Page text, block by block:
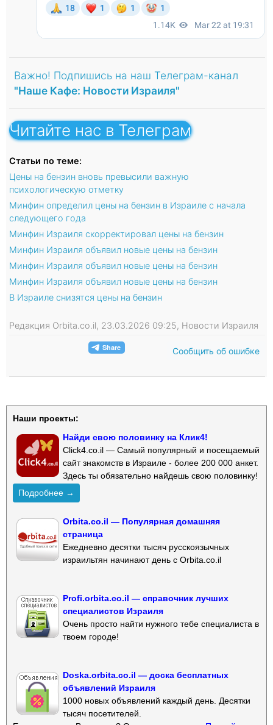
Важно! Подпишись на наш Телеграм-канал
"Наше Кафе: Новости Израиля"
Читайте нас в Телеграм
Статьи по теме:
Цены на бензин вновь превысили важную
психологическую отметку
Минфин определил цены на бензин в Израиле с начала
следующего года
Минфин Израиля скорректировал цены на бензин
Минфин Израиля объявил новые цены на бензин
Минфин Израиля объявил новые цены на бензин
Минфин Израиля объявил новые цены на бензин
В Израиле снизятся цены на бензин
Редакция Orbita.co.il, 23.03.2026 09:25, Новости Израиля
Сообщить об ошибке
Наши проекты:
Найди свою половинку на Клик4!
Click4.co.il — Самый популярный и посещаемый
сайт знакомств в Израиле - более 200 000 анкет.
Здесь ты обязательно найдешь свою половинку!
Подробнее →
Orbita.co.il — Популярная домашняя
страница
Ежедневно десятки тысяч русскоязычных
израильтян начинают день с Orbita.co.il
Profi.orbita.co.il — справочник лучших
специалистов Израиля
Очень просто найти нужного тебе специалиста в
твоем городе!
Doska.orbita.co.il — доска бесплатных
объявлений Израиля
1000 новых объявлений каждый день. Десятки
тысяч посетителей.